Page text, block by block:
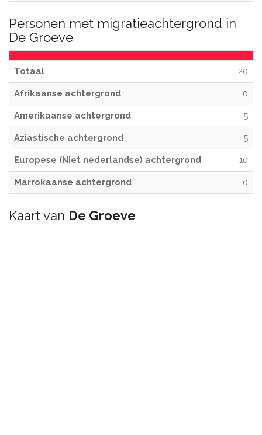
Personen met migratieachtergrond in
De Groeve
Totaal 20
Afrikaanse achtergrond 0
Amerikaanse achtergrond 5
Aziastische achtergrond 5
Europese (Niet nederlandse) achtergrond 10
Marrokaanse achtergrond 0
Kaart van De Groeve